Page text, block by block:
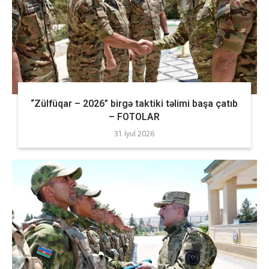
“Zülfüqar – 2026” birgə taktiki təlimi başa çatıb
– FOTOLAR
31 İyul 2026